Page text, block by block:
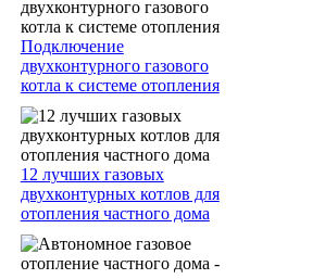
Подключение
двухконтурного газового
котла к системе отопления
12 лучших газовых
двухконтурных котлов для
отопления частного дома